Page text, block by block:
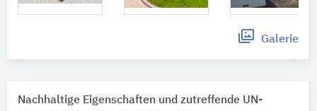
Galerie
Nachhaltige Eigenschaften und zutreffende UN-